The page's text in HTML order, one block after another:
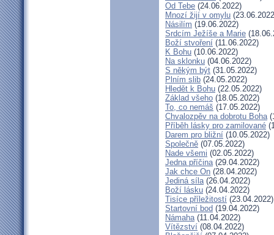
Od Tebe (24.06.2022)
Mnozí žijí v omylu
Násilím (19.06.2022)
Srdcím Ježíše a Marie
Boží stvoření (11.06.2022)
K Bohu (10.06.2022)
Na sklonku (04.06.2022)
S někým být (31.05.2022)
Plním slib (24.05.2022)
Hledět k Bohu (22.05.2022)
Základ všeho (18.05.2022)
To, co nemáš (17.05.2022)
Chvalozpěv na dobrotu Boha
Příběh lásky pro zamilované
Darem pro bližní (10.05.2022)
Společně (07.05.2022)
Nade všemi (02.05.2022)
Jedna příčina(29.04.2022)
Jak chce On (28.04.2022)
Jediná síla(26.04.2022)
Boží lásku (24.04.2022)
Tisíce příležitostí (23.04.2022)
Startovní bod (19.04.2022)
Námaha(11.04.2022)
Vítězství (08.04.2022)